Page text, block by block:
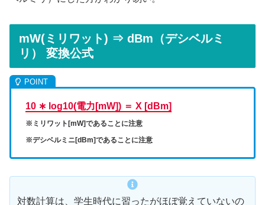
mW(ミリワット) ⇒ dBm（デシベルミ
リ） 変換公式
10 ∗ log10(電力[mW]) ＝ X [dBm]
※ミリワット[mW]であることに注意
※デシベルミニ[dBm]であることに注意
対数計算は、学生時代に習ったがほぼ覚えていないの